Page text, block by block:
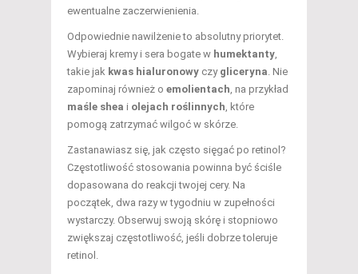
ewentualne zaczerwienienia.
Odpowiednie nawilżenie to absolutny priorytet.
Wybieraj kremy i sera bogate w humektanty,
takie jak kwas hialuronowy czy gliceryna. Nie
zapominaj również o emolientach, na przykład
maśle shea i olejach roślinnych, które
pomogą zatrzymać wilgoć w skórze.
Zastanawiasz się, jak często sięgać po retinol?
Częstotliwość stosowania powinna być ściśle
dopasowana do reakcji twojej cery. Na
początek, dwa razy w tygodniu w zupełności
wystarczy. Obserwuj swoją skórę i stopniowo
zwiększaj częstotliwość, jeśli dobrze toleruje
retinol.